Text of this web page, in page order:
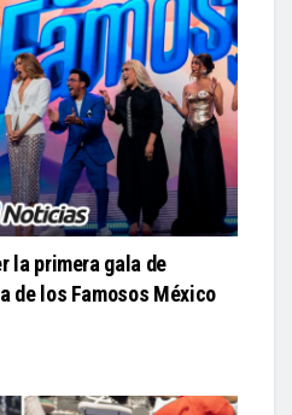
la primera gala de
de los Famosos México